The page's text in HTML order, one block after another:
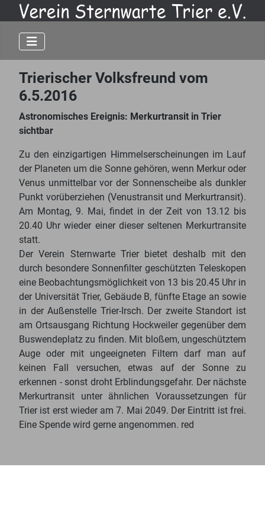
Trierischer Volksfreund vom
6.5.2016
Astronomisches Ereignis: Merkurtransit in Trier
sichtbar
Zu den einzigartigen Himmelserscheinungen im Lauf
der Planeten um die Sonne gehören, wenn Merkur oder
Venus unmittelbar vor der Sonnenscheibe als dunkler
Punkt vorüberziehen (Venustransit und Merkurtransit).
Am Montag, 9. Mai, findet in der Zeit von 13.12 bis
20.40 Uhr wieder einer dieser seltenen Merkurtransite
statt.
Der Verein Sternwarte Trier bietet deshalb mit den
durch besondere Sonnenfilter geschützten Teleskopen
eine Beobachtungsmöglichkeit von 13 bis 20.45 Uhr in
der Universität Trier, Gebäude B, fünfte Etage an sowie
in der Außenstelle Trier-Irsch. Der zweite Standort ist
am Ortsausgang Richtung Hockweiler gegenüber dem
Buswendeplatz zu finden. Mit bloßem, ungeschütztem
Auge oder mit ungeeigneten Filtern darf man auf
keinen Fall versuchen, etwas auf der Sonne zu
erkennen - sonst droht Erblindungsgefahr. Der nächste
Merkurtransit unter ähnlichen Voraussetzungen für
Trier ist erst wieder am 7. Mai 2049. Der Eintritt ist frei.
Eine Spende wird gerne angenommen. red